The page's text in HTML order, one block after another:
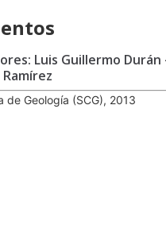
Luis Guillermo Durán
Ramírez
de Geología (SCG), 2013